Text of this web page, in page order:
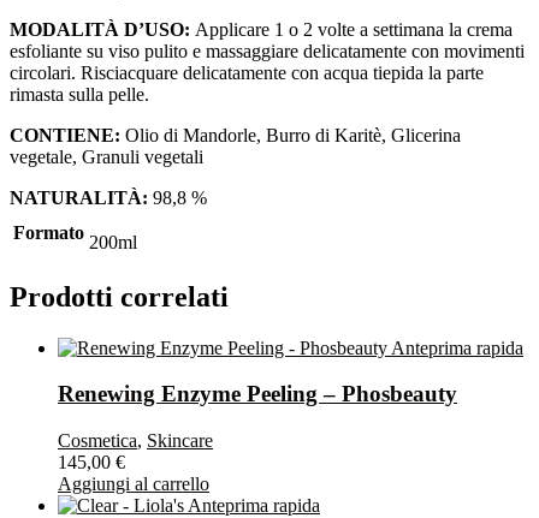
MODALITÀ D’USO: Applicare 1 o 2 volte a settimana la crema
esfoliante su viso pulito e massaggiare delicatamente con movimenti
circolari. Risciacquare delicatamente con acqua tiepida la parte
rimasta sulla pelle.
CONTIENE: Olio di Mandorle, Burro di Karitè, Glicerina
vegetale, Granuli vegetali
NATURALITÀ: 98,8 %
Formato 200ml
Prodotti correlati
Anteprima rapida
Renewing Enzyme Peeling – Phosbeauty
Cosmetica, Skincare
145,00 €
Aggiungi al carrello
Anteprima rapida